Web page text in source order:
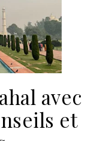
avec
et